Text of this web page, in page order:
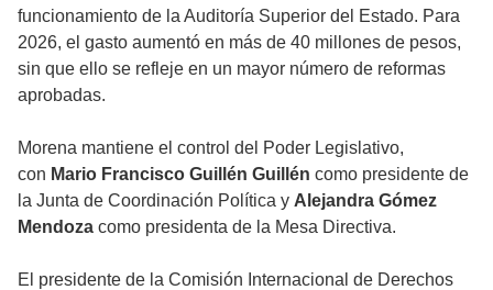
funcionamiento de la Auditoría Superior del Estado. Para
2026, el gasto aumentó en más de 40 millones de pesos,
sin que ello se refleje en un mayor número de reformas
aprobadas.
Morena mantiene el control del Poder Legislativo,
con Mario Francisco Guillén Guillén como presidente de
la Junta de Coordinación Política y Alejandra Gómez
Mendoza como presidenta de la Mesa Directiva.
El presidente de la Comisión Internacional de Derechos